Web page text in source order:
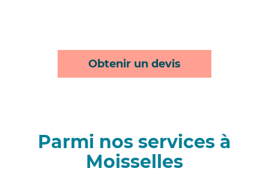
Obtenir un devis
Parmi nos services à
Moisselles